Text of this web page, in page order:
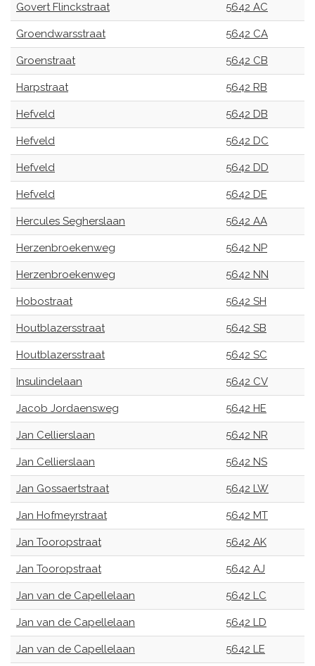
Govert Flinckstraat 5642 AC
Groendwarsstraat 5642 CA
Groenstraat 5642 CB
Harpstraat 5642 RB
Hefveld 5642 DB
Hefveld 5642 DC
Hefveld 5642 DD
Hefveld 5642 DE
Hercules Segherslaan 5642 AA
Herzenbroekenweg 5642 NP
Herzenbroekenweg 5642 NN
Hobostraat 5642 SH
Houtblazersstraat 5642 SB
Houtblazersstraat 5642 SC
Insulindelaan 5642 CV
Jacob Jordaensweg 5642 HE
Jan Cellierslaan 5642 NR
Jan Cellierslaan 5642 NS
Jan Gossaertstraat 5642 LW
Jan Hofmeyrstraat 5642 MT
Jan Tooropstraat 5642 AK
Jan Tooropstraat 5642 AJ
Jan van de Capellelaan 5642 LC
Jan van de Capellelaan 5642 LD
Jan van de Capellelaan 5642 LE